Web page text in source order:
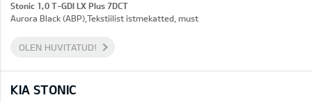
Stonic 1,0 T-GDI LX Plus 7DCT
Aurora Black (ABP),Tekstiilist istmekatted, must
OLEN HUVITATUD!
KIA STONIC